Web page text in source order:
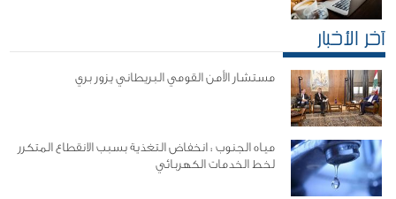
آخر الأخبار
مستشار الأمن القومي البريطاني يزور بري
مياه الجنوب : انخفاض التغذية بسبب الانقطاع المتكرر
لخط الخدمات الكهربائي